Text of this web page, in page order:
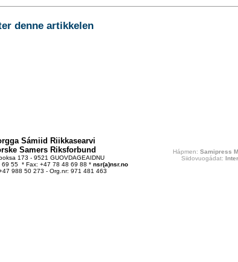
denne artikkelen
Sámiid Riikkasearvi
Samers Riksforbund
173 - 9521 GUOVDAGEAIDNU
69 55 * Fax: +47 78 48 69 88 * nsr(a)nsr.no
988 50 273 - Org.nr: 971 481 463
Hápmen: Samipress
Siidovuogádat: